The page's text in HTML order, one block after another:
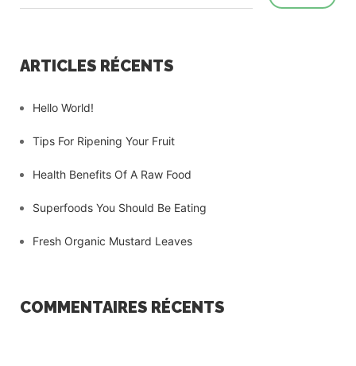
ARTICLES RÉCENTS
Hello World!
Tips For Ripening Your Fruit
Health Benefits Of A Raw Food
Superfoods You Should Be Eating
Fresh Organic Mustard Leaves
COMMENTAIRES RÉCENTS